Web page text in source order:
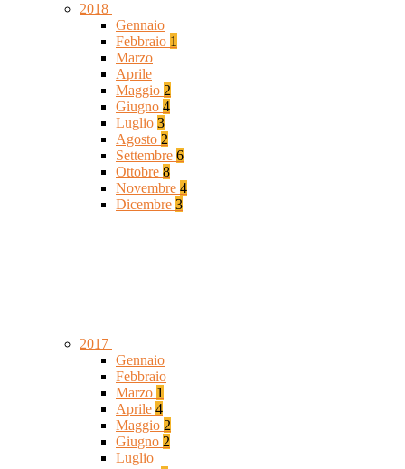
2018
Gennaio
Febbraio 1
Marzo
Aprile
Maggio 2
Giugno 4
Luglio 3
Agosto 2
Settembre 6
Ottobre 8
Novembre 4
Dicembre 3
2017
Gennaio
Febbraio
Marzo 1
Aprile 4
Maggio 2
Giugno 2
Luglio